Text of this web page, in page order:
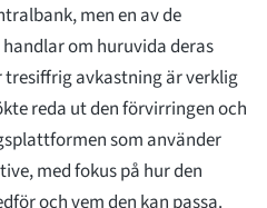
men en av de
om huruvida deras
avkastning är verklig
reda ut den förvirringen och
som använder
med fokus på hur den